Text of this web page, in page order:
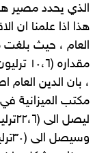
الذي يحدد مصير
هذا اذا علمنا ان
مكتب الميزانية
ليصل الى (٢٢،٦ترليون دولار ) بحلول عام ٢٠٢٠
وسيصل الى (٣٠ترليون دولار ) عام ٢٠٢٦